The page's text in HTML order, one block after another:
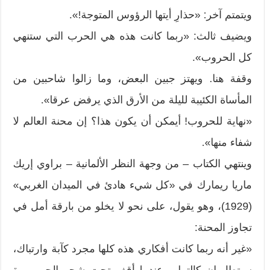
ويتمتم آخر: «حذارِ أيتها الرؤوس المتوجة!».
ويضيف ثالث: «ربما كانت هذه هي الحرب التي ستنهي
كل الحروب».
وقفة هنا. ويهتز جبين البعض، وما زالوا شاحبين من
المأساة الكئيبة لليلة من الأرق الذي يرفض عرقا».
«نهاية للحروب! أيمكن أن يكون هذا؟ إن محنة العالم لا
شفاء منها».
وينتهي الكتاب – من وجهة النظر الألمانية – براوي إريك
ماريا ريمارك في «كل شيء هادئ في الميدان الغربي»
(1929)، وهو يقول، على نحو لا يخلو من بارقة أمل في
تجاوز المحنة:
«غير أنه ربما كانت أفكاري هذه كلها مجرد كآبة وارتباك،